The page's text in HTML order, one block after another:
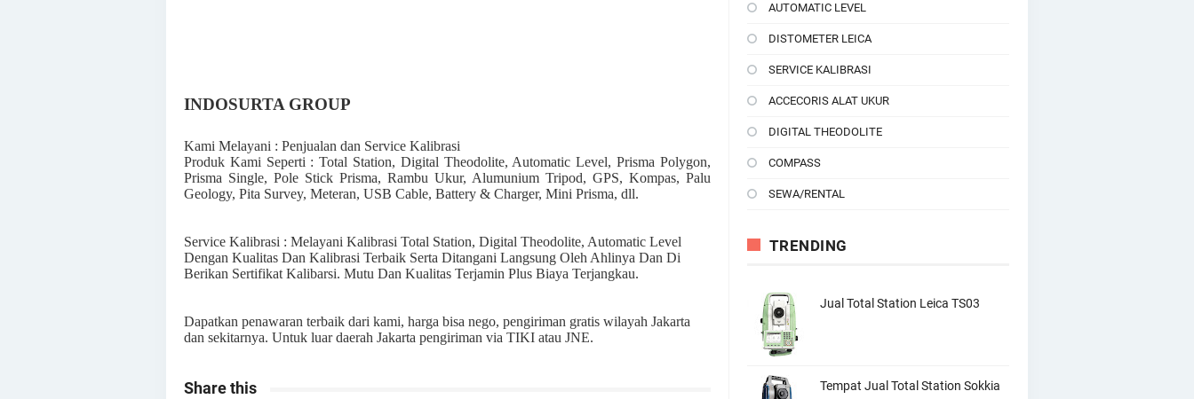
INDOSURTA GROUP
Kami Melayani : Penjualan dan Service Kalibrasi
Produk Kami Seperti : Total Station, Digital Theodolite, Automatic Level, Prisma Polygon,
Prisma Single, Pole Stick Prisma, Rambu Ukur, Alumunium Tripod, GPS, Kompas, Palu
Geology, Pita Survey, Meteran, USB Cable, Battery & Charger, Mini Prisma, dll.
Service Kalibrasi : Melayani Kalibrasi Total Station, Digital Theodolite, Automatic Level
Dengan Kualitas Dan Kalibrasi Terbaik Serta Ditangani Langsung Oleh Ahlinya Dan Di
Berikan Sertifikat Kalibarsi. Mutu Dan Kualitas Terjamin Plus Biaya Terjangkau.
Dapatkan penawaran terbaik dari kami, harga bisa nego, pengiriman gratis wilayah Jakarta
dan sekitarnya. Untuk luar daerah Jakarta pengiriman via TIKI atau JNE.
Share this
AUTOMATIC LEVEL
DISTOMETER LEICA
SERVICE KALIBRASI
ACCECORIS ALAT UKUR
DIGITAL THEODOLITE
COMPASS
SEWA/RENTAL
TRENDING
Jual Total Station Leica TS03
Tempat Jual Total Station Sokkia